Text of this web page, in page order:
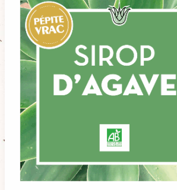
Conseil utilisation